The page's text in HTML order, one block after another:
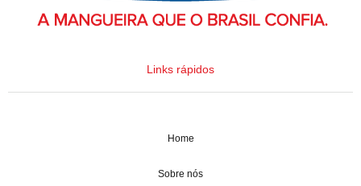
Links rápidos
Home
Sobre nós